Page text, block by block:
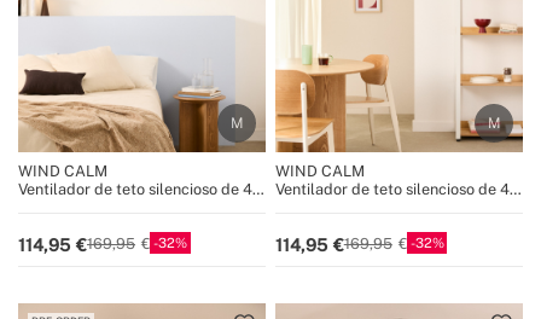
WIND CALM
Ventilador de teto silencioso de 40
114,95 169,95 32
WIND CALM
Ventilador de teto silencioso de 40
114,95 169,95 32